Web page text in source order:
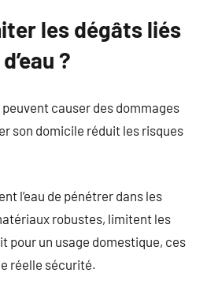
les dégâts liés
?
causer des dommages
son domicile réduit les risques
l’eau de pénétrer dans les
robustes, limitent les
pour un usage domestique, ces
réelle sécurité.